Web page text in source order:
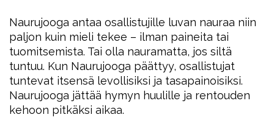
Naurujooga antaa osallistujille luvan nauraa niin
paljon kuin mieli tekee – ilman paineita tai
tuomitsemista. Tai olla nauramatta, jos siltä
tuntuu. Kun Naurujooga päättyy, osallistujat
tuntevat itsensä levollisiksi ja tasapainoisiksi.
Naurujooga jättää hymyn huulille ja rentouden
kehoon pitkäksi aikaa.